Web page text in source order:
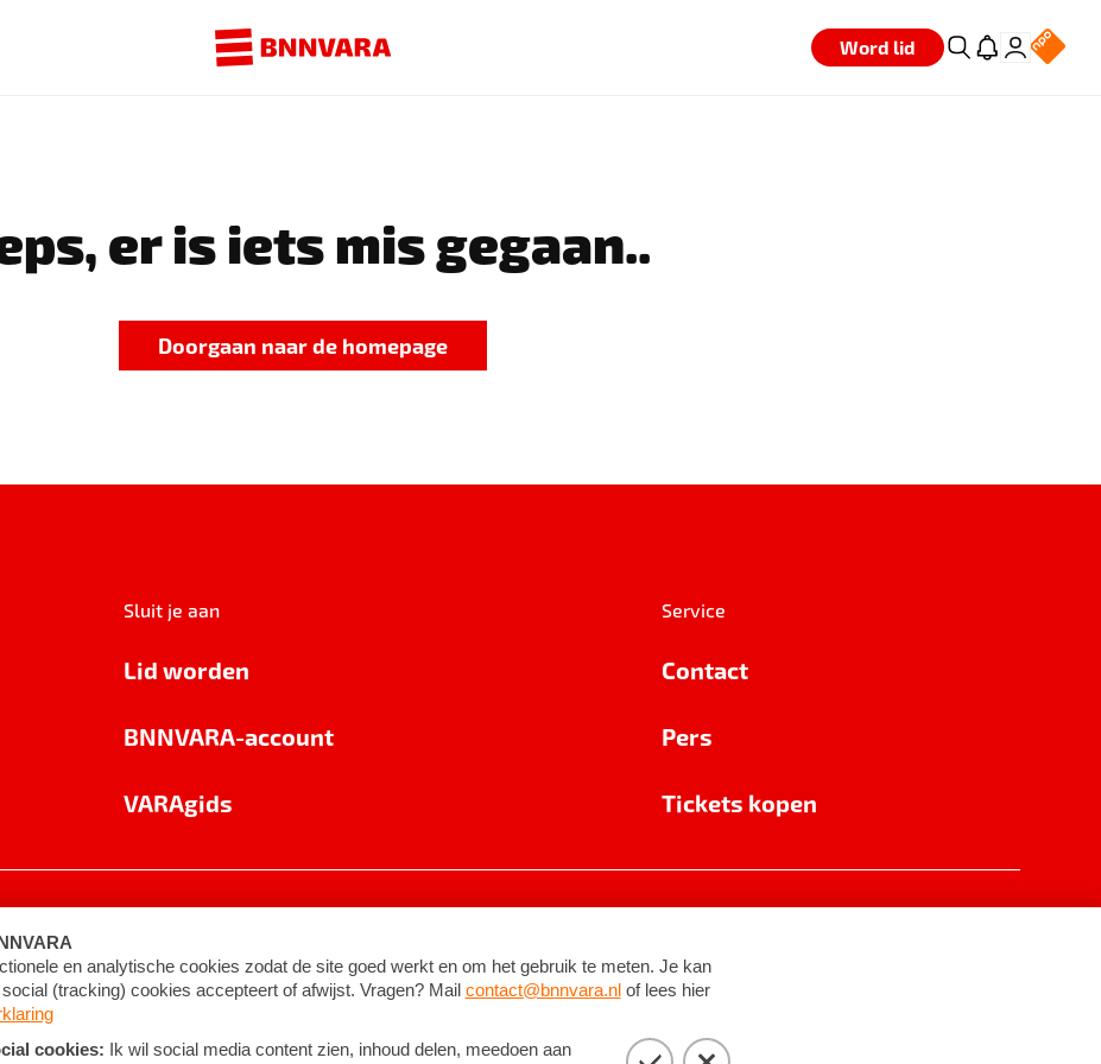
Word lid
er is iets mis gegaan..
Doorgaan naar de homepage
Sluit je aan
Lid worden
BNNVARA-account
VARAgids
Service
Contact
Pers
Tickets kopen
voorwaarden ©2026BNNVARA